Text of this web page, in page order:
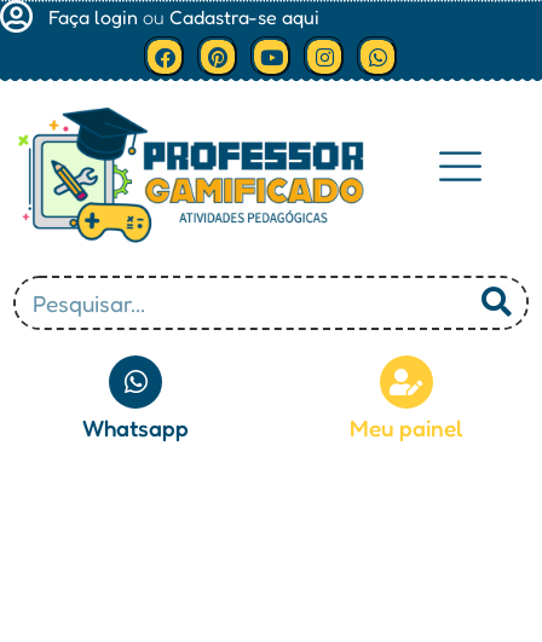
Faça login ou Cadastra-se aqui
Whatsapp Meu painel